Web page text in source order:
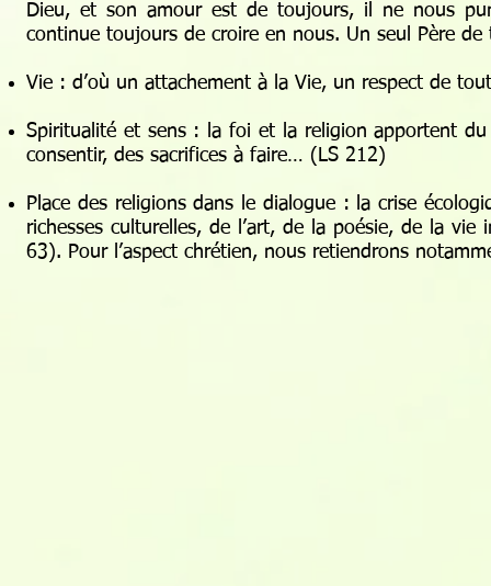
Dieu, et son amour est de toujours, il ne nous
continue toujours de croire en nous. Un seul Père
Vie : d’où un attachement à la Vie, un respect de
Spiritualité et sens : la foi et la religion apportent
consentir, des sacrifices à faire… (LS 212)
Place des religions dans le dialogue : la crise
richesses culturelles, de l’art, de la poésie, de la
63). Pour l’aspect chrétien, nous retiendrons